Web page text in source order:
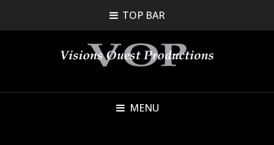
TOP BAR
MENU